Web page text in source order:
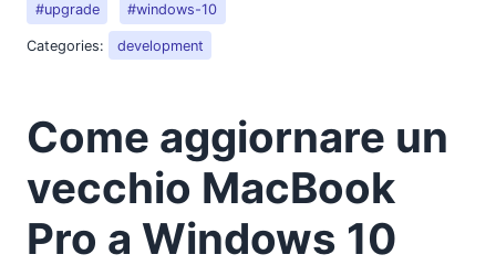
#upgrade
#windows-10
Categories: development
Come aggiornare un
vecchio MacBook
Pro a Windows 10